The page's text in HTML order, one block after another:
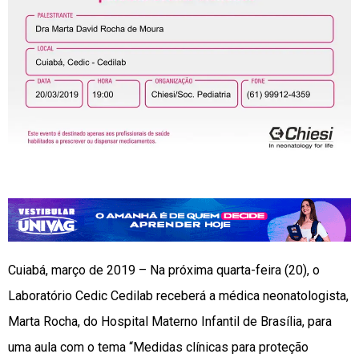
Cuiabá, março de 2019 – Na próxima quarta-feira (20), o
Laboratório Cedic Cedilab receberá a médica neonatologista,
Marta Rocha, do Hospital Materno Infantil de Brasília, para
uma aula com o tema “Medidas clínicas para proteção